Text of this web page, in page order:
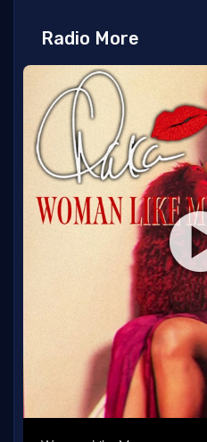
Radio More